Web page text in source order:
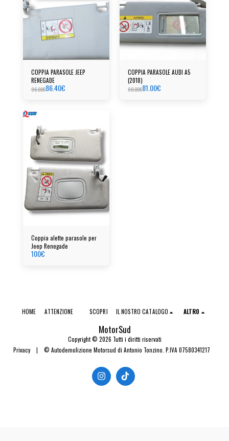
COPPIA PARASOLE JEEP
RENEGADE
96.00€86.40€
COPPIA PARASOLE AUDI A5
(2018)
90.00€81.00€
Coppia alette parasole per
Jeep Renegade
100€
MotorSud
Copyright © 2026 Tutti i diritti riservati
Privacy| © Autodemolizione Motorsud di Antonio Tonzino. P.IVA 07580341217
HOME ATTENZIONE SCOPRI IL NOSTRO CATALOGO ALTRO